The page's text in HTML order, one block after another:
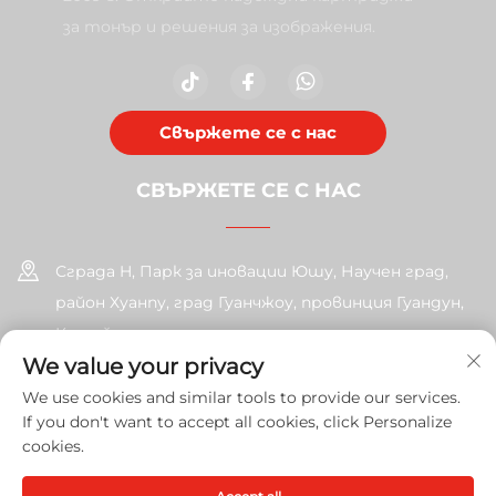
за тонър и решения за изображения.
Свържете се с нас
СВЪРЖЕТЕ СЕ С НАС
Сграда H, Парк за иновации Юшу, Научен град,
район Хуанпу, град Гуанчжоу, провинция Гуандун,
Китай
+86-17585526413
[email protected]
We value your privacy
We use cookies and similar tools to provide our services.
If you don't want to accept all cookies, click Personalize
cookies.